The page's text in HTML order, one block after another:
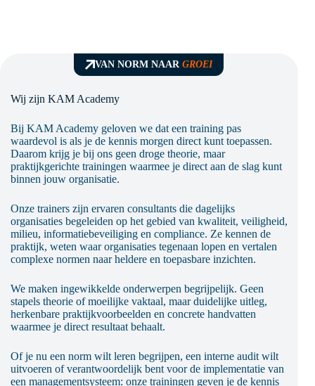
VAN NORM NAARGROEI
Wij zijn KAM Academy
Bij KAM Academy geloven we dat een training pas
waardevol is als je de kennis morgen direct kunt toepassen.
Daarom krijg je bij ons geen droge theorie, maar
praktijkgerichte trainingen waarmee je direct aan de slag kunt
binnen jouw organisatie.
Onze trainers zijn ervaren consultants die dagelijks
organisaties begeleiden op het gebied van kwaliteit, veiligheid,
milieu, informatiebeveiliging en compliance. Ze kennen de
praktijk, weten waar organisaties tegenaan lopen en vertalen
complexe normen naar heldere en toepasbare inzichten.
We maken ingewikkelde onderwerpen begrijpelijk. Geen
stapels theorie of moeilijke vaktaal, maar duidelijke uitleg,
herkenbare praktijkvoorbeelden en concrete handvatten
waarmee je direct resultaat behaalt.
Of je nu een norm wilt leren begrijpen, een interne audit wilt
uitvoeren of verantwoordelijk bent voor de implementatie van
een managementsysteem: onze trainingen geven je de kennis